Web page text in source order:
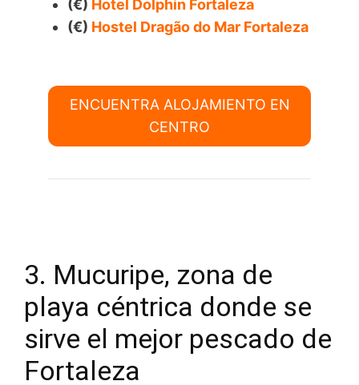
(€) Hotel Dolphin Fortaleza
(€) Hostel Dragão do Mar Fortaleza
ENCUENTRA ALOJAMIENTO EN
CENTRO
3. Mucuripe, zona de
playa céntrica donde se
sirve el mejor pescado de
Fortaleza